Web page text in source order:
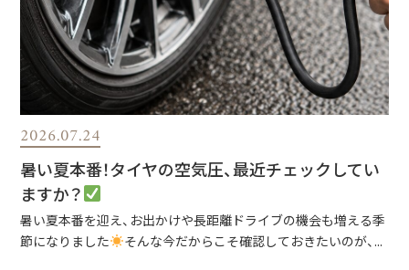
2026.07.24
暑い夏本番！タイヤの空気圧、最近チェックしてい
ますか？
暑い夏本番を迎え、お出かけや長距離ドライブの機会も増える季
節になりました
そんな今だからこそ確認しておきたいのが、...